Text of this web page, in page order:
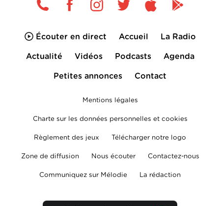
Écouter en direct Accueil La Radio
Actualité Vidéos Podcasts Agenda
Petites annonces Contact
Mentions légales
Charte sur les données personnelles et cookies
Règlement des jeux Télécharger notre logo
Zone de diffusion Nous écouter Contactez-nous
Communiquez sur Mélodie La rédaction